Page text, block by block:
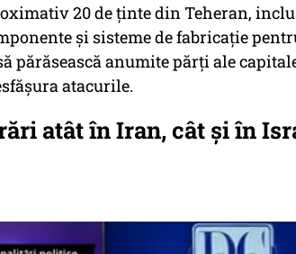
20 de ținte din Teheran,
și sisteme de fabricație
părăsească anumite părți ale
atacurile.
atât în Iran, cât și în